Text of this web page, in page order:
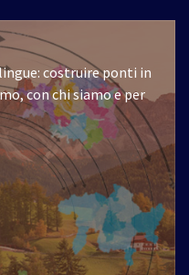
costruire ponti in
con chi siamo e per